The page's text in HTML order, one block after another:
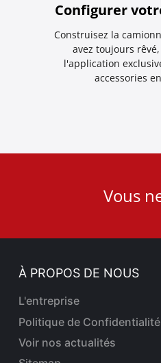
Configurer
Construisez la
avez toujours
l'application
accessories
Vous
À PROPOS DE NOUS
L'entreprise
Politique de Confidentialité
Voir nos actualités